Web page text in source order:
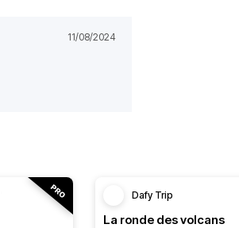
11/08/2024
Dafy Trip
La ronde des volcans